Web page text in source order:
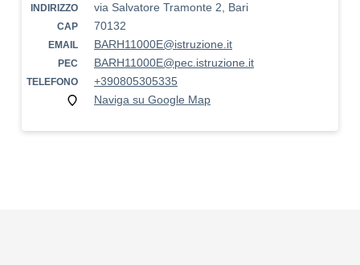
INDIRIZZO via Salvatore Tramonte 2, Bari
CAP 70132
EMAIL BARH11000E@istruzione.it
PEC BARH11000E@pec.istruzione.it
TELEFONO
+390805305335
Naviga su Google Map